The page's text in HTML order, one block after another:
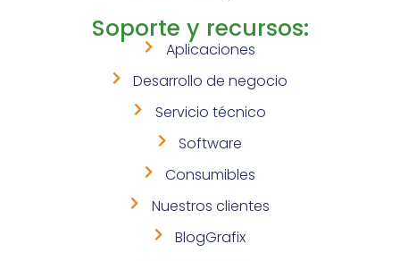
Soporte y recursos:
Aplicaciones
Desarrollo de negocio
Servicio técnico
Software
Consumibles
Nuestros clientes
BlogGrafix